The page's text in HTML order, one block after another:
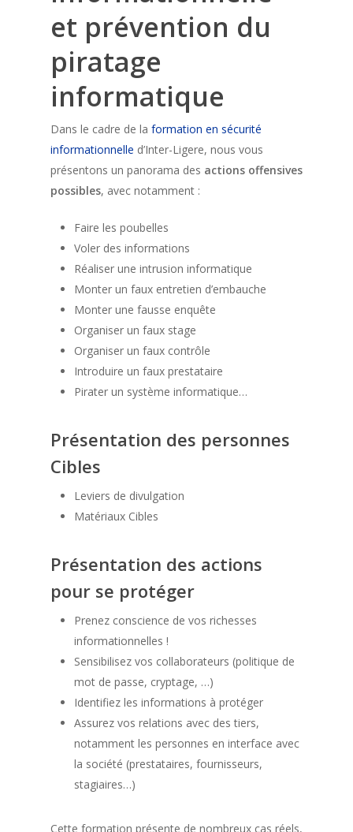
et prévention du
piratage
informatique
Dans le cadre de la formation en sécurité
informationnelle d’Inter-Ligere, nous vous
présentons un panorama des actions offensives
possibles, avec notamment :
Faire les poubelles
Voler des informations
Réaliser une intrusion informatique
Monter un faux entretien d’embauche
Monter une fausse enquête
Organiser un faux stage
Organiser un faux contrôle
Introduire un faux prestataire
Pirater un système informatique…
Présentation des personnes
Cibles
Leviers de divulgation
Matériaux Cibles
Présentation des actions
pour se protéger
Prenez conscience de vos richesses
informationnelles !
Sensibilisez vos collaborateurs (politique de
mot de passe, cryptage, …)
Identifiez les informations à protéger
Assurez vos relations avec des tiers,
notamment les personnes en interface avec
la société (prestataires, fournisseurs,
stagiaires…)
Cette formation présente de nombreux cas réels,